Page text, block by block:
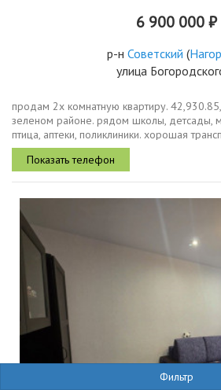
Фильтр
6 900 000 ₽
р-н Советский (
улица
продам 2х комнатную квартиру.
зеленом районе. рядом школы, детсады,
птица, аптеки, поликлиники. хорошая
остановки общественного транспорта.